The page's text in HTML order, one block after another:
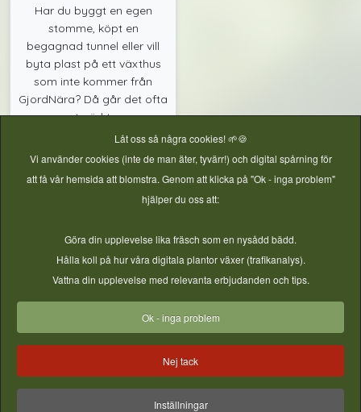
Har du byggt en egen
stomme, köpt en
begagnad tunnel eller vill
byta plast på ett växthus
som inte kommer från
GjordNära? Då går det ofta
utmärkt...
Byggtips
Inspiration - Ta Vara på skörden
Bilder & filmer från instagram - vill du synas här? - Tagga din
bild med #gjordnära
Låt oss så några cookies! 🌱🍪
Vi använder cookies (inte de man äter, tyvärr!) och digital spårning för
att få vår hemsida att blomstra. Genom att klicka på "Ok - inga problem"
hjälper du oss att:
Göra din upplevelse lika fräsch som en nysådd bädd.
Hålla koll på hur våra digitala plantor växer (trafikanalys).
Vattna din upplevelse med relevanta erbjudanden och tips.
Ok - inga problem
Nej tack
Inställningar